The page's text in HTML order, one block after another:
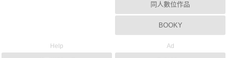
同人數位作品
BOOKY
Help Ad